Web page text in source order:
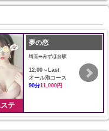
テ
夢の恋
埼玉➠みずほ台駅
12:00～Last
オール泡コース
90分11,000円